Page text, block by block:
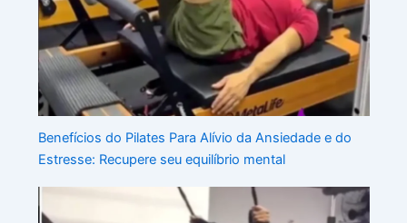
Benefícios do Pilates Para Alívio da Ansiedade e do
Estresse: Recupere seu equilíbrio mental